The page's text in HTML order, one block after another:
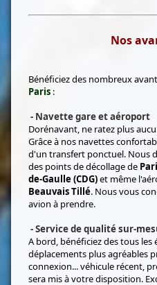
Nos
Bénéficiez des nombreux
Paris :
- Navette gare et aéroport
Dorénavant, ne ratez plus
Grâce à nos navettes
d'un transfert ponctuel. Nous
des points de décollage de
de-Gaulle (CDG)et même
Beauvais Tillé. Nous vous
avion à prendre.
- Service de qualité sur-
A bord, bénéficiez des tous
déplacements plus agréables
connexion... véhicule récent,
sera mis à votre disposition.